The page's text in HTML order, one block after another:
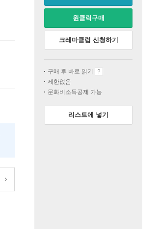
원클릭구매
크레마클럽 신청하기
구매 후 바로 읽기
제한없음
문화비소득공제 가능
리스트에 넣기